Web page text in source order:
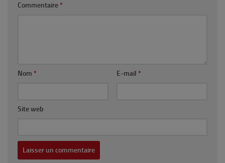
Commentaire *
Nom * E-mail *
Site web